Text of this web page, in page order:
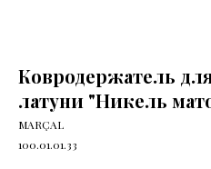
Ковродержатель
латуни "Никель
MARÇAL
100.01.01.33